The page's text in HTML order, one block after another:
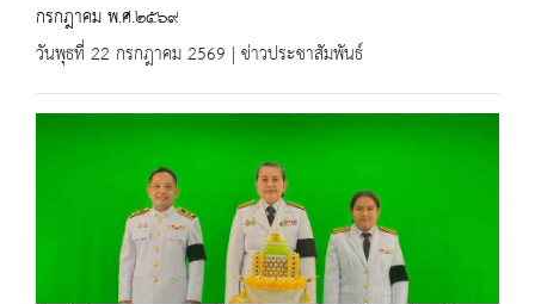
กรกฎาคม พ.ศ.๒๕๖๙
วันพุธที่ 22 กรกฎาคม 2569 | ข่าวประชาสัมพันธ์